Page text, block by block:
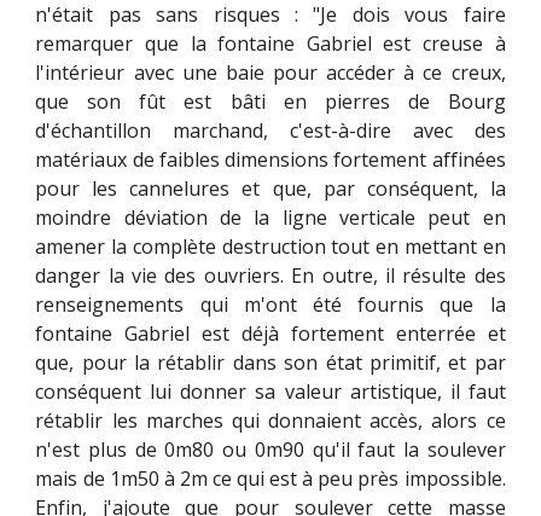
n'était pas sans risques : "Je dois vous faire
remarquer que la fontaine Gabriel est creuse à
l'intérieur avec une baie pour accéder à ce creux,
que son fût est bâti en pierres de Bourg
d'échantillon marchand, c'est-à-dire avec des
matériaux de faibles dimensions fortement affinées
pour les cannelures et que, par conséquent, la
moindre déviation de la ligne verticale peut en
amener la complète destruction tout en mettant en
danger la vie des ouvriers. En outre, il résulte des
renseignements qui m'ont été fournis que la
fontaine Gabriel est déjà fortement enterrée et
que, pour la rétablir dans son état primitif, et par
conséquent lui donner sa valeur artistique, il faut
rétablir les marches qui donnaient accès, alors ce
n'est plus de 0m80 ou 0m90 qu'il faut la soulever
mais de 1m50 à 2m ce qui est à peu près impossible.
Enfin, j'ajoute que pour soulever cette masse